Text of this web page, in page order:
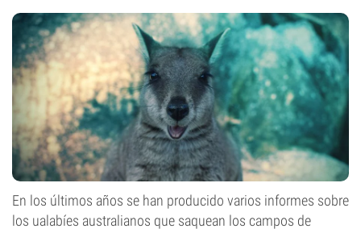
En los últimos años se han producido varios informes sobre
los ualabíes australianos que saquean los campos de